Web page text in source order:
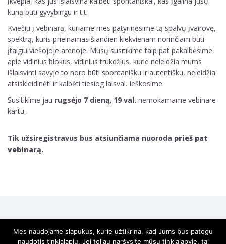
kūną būti gyvybingu ir t.t.
Kviečiu į vebinarą, kuriame mes patyrinėsime tą spalvų įvairovę,
spektrą, kuris prieinamas šiandien kiekvienam norinčiam būti
įtaigiu viešojoje arenoje. Mūsų susitikime taip pat pakalbėsime
apie vidinius blokus, vidinius trukdžius, kurie neleidžia mums
išlaisvinti savyje to noro būti spontanišku ir autentišku, neleidžia
atsiskleidinėti ir kalbėti tiesiog laisvai. Ieškosime
Susitikime jau rugsėjo 7 dieną, 19 val. nemokamame vebinare
kartu.
Tik užsiregistravus bus atsiunčiama nuoroda prieš pat
vebinarą.
2025 Marija May Visos teisės saugomos.
Mes naudojame slapukus, kurie užtikrina, kad Jums bus patogu
naudotis tinklalapiu. Jei toliau naršysite mūsų tinklalapyje, tai